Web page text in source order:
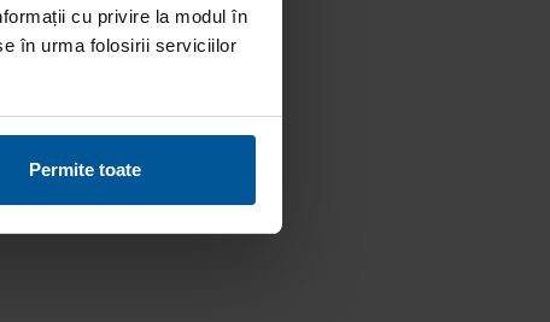
cu privire la modul în
în urma folosirii serviciilor
Permite toate